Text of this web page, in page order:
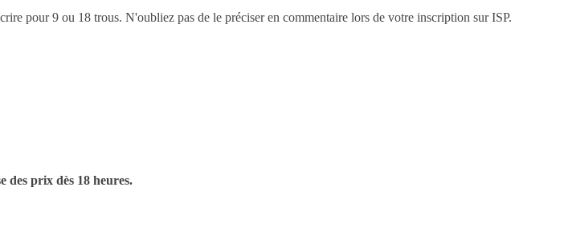
pour 9 ou 18 trous. N'oubliez pas de le préciser en commentaire lors de votre inscription sur ISP.
des prix dès 18 heures.